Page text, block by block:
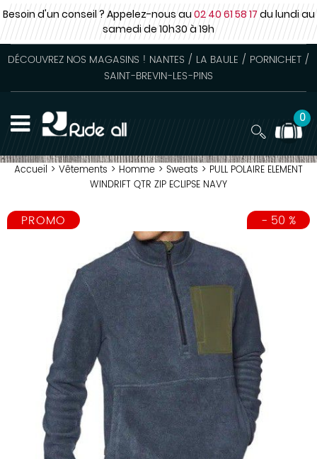
Besoin d'un conseil ? Appelez-nous au02 40 61 58 17du lundi au
samedide 10h30 à 19h
DÉCOUVREZ NOS MAGASINS ! NANTES / LA BAULE / PORNICHET /
SAINT-BREVIN-LES-PINS
0
Accueil > Vêtements > Homme > Sweats > PULL POLAIRE ELEMENT
WINDRIFT QTR ZIP ECLIPSE NAVY
PROMO - 50 %